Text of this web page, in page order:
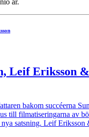
år.
Leif Eriksson
bakom succéerna
till filmatiseringarna av
nya satsning. Leif Eriksson